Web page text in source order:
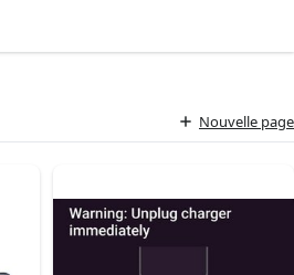
Nouvelle page